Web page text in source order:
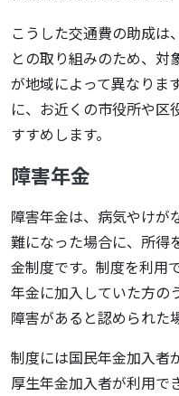
こうした交通費の助成は
との取り組みのため、対
が地域によって異なりま
に、お近くの市役所や区
すすめします。
障害年金
障害年金は、病気やけが
難になった場合に、所得
金制度です。制度を利用
年金に加入していた方の
障害があると認められた
制度には国民年金加入者
厚生年金加入者が利用で